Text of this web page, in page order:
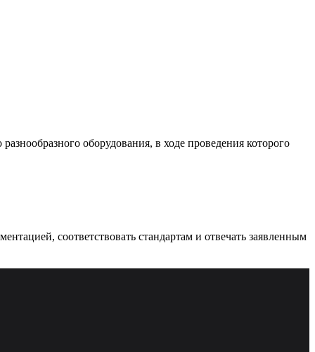
оборудования, в ходе проведения которого
соответствовать стандартам и отвечать заявленным